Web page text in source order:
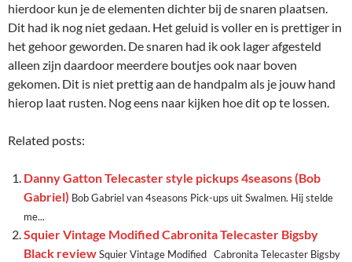
hierdoor kun je de elementen dichter bij de snaren plaatsen.
Dit had ik nog niet gedaan. Het geluid is voller en is prettiger in
het gehoor geworden. De snaren had ik ook lager afgesteld
alleen zijn daardoor meerdere boutjes ook naar boven
gekomen. Dit is niet prettig aan de handpalm als je jouw hand
hierop laat rusten. Nog eens naar kijken hoe dit op te lossen.
Related posts:
Danny Gatton Telecaster style pickups 4seasons (Bob
Gabriel) Bob Gabriel van 4seasons Pick-ups uit Swalmen. Hij stelde
me...
Squier Vintage Modified Cabronita Telecaster Bigsby
Black reviewSquier Vintage Modified Cabronita Telecaster Bigsby